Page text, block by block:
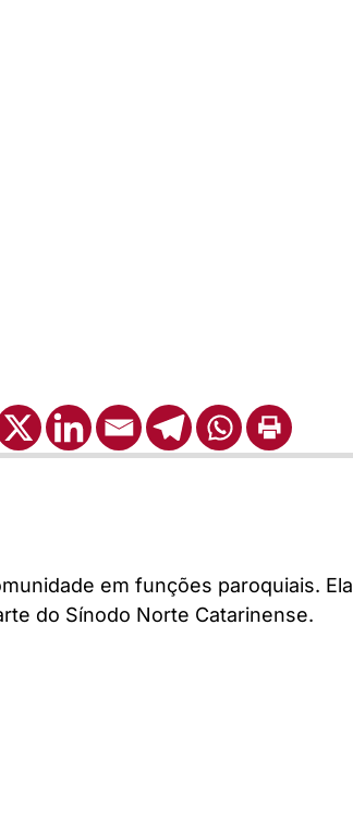
em funções paroquiais. Ela
do Sínodo Norte Catarinense.